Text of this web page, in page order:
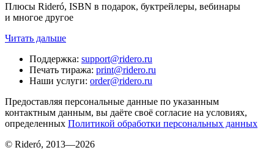
Плюсы Rideró, ISBN в подарок, буктрейлеры, вебинары
и многое другое
Читать дальше
Поддержка: support@ridero.ru
Печать тиража: print@ridero.ru
Наши услуги: order@ridero.ru
Предоставляя персональные данные по указанным
контактным данным, вы даёте своё согласие на условиях,
определенных Политикой обработки персональных данных
© Rideró, 2013—2026